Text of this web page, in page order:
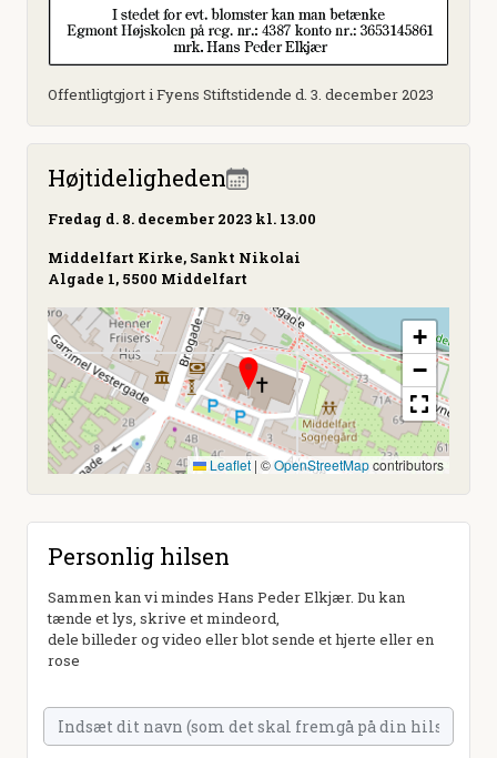
Offentligtgjort i Fyens Stiftstidende d. 3. december 2023
Højtideligheden
Fredag d. 8. december 2023 kl. 13.00
Middelfart Kirke, Sankt Nikolai
Algade 1, 5500 Middelfart
+
−
Leaflet | ©OpenStreetMapcontributors
Personlig hilsen
Sammen kan vi mindes Hans Peder Elkjær. Du kan
tænde et lys, skrive et mindeord,
dele billeder og video eller blot sende et hjerte eller en
rose